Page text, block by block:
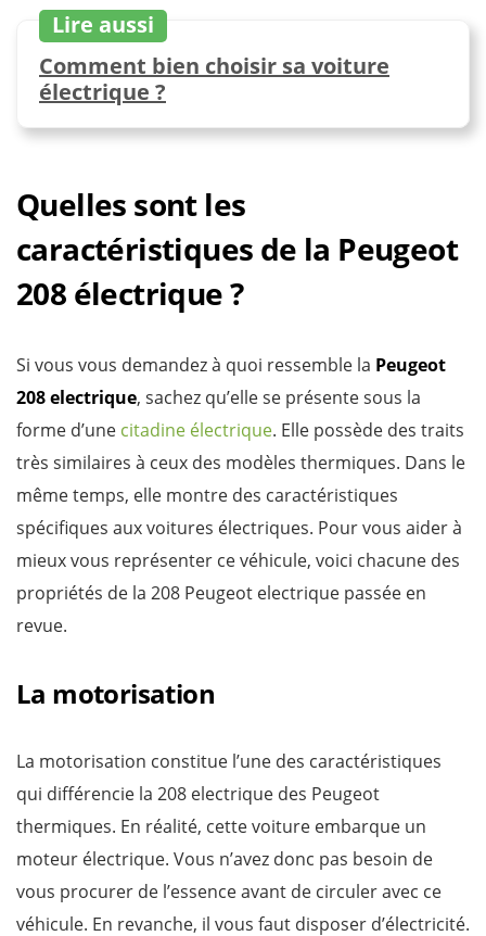
Lire aussi
Comment bien choisir sa voiture
électrique ?
Quelles sont les
caractéristiques de la Peugeot
208 électrique ?
Si vous vous demandez à quoi ressemble la Peugeot
208 electrique, sachez qu’elle se présente sous la
forme d’une citadine électrique. Elle possède des traits
très similaires à ceux des modèles thermiques. Dans le
même temps, elle montre des caractéristiques
spécifiques aux voitures électriques. Pour vous aider à
mieux vous représenter ce véhicule, voici chacune des
propriétés de la 208 Peugeot electrique passée en
revue.
La motorisation
La motorisation constitue l’une des caractéristiques
qui différencie la 208 electrique des Peugeot
thermiques. En réalité, cette voiture embarque un
moteur électrique. Vous n’avez donc pas besoin de
vous procurer de l’essence avant de circuler avec ce
véhicule. En revanche, il vous faut disposer d’électricité.